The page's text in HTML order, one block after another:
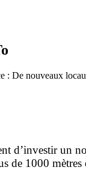
: De nouveaux
d’investir un
de 1000 mètres